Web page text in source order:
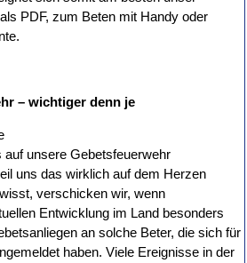
PDF, zum Beten mit Handy oder
– wichtiger denn je
unsere Gebetsfeuerwehr
uns das wirklich auf dem Herzen
verschicken wir, wenn
Entwicklung im Land besonders
an solche Beter, die sich für
haben. Viele Ereignisse in der